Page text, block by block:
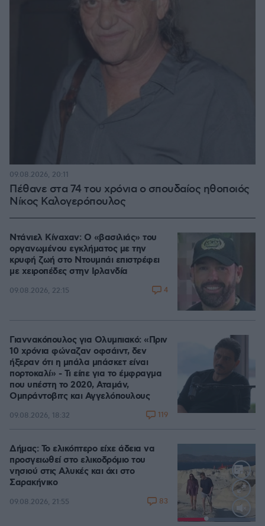
Πέθανε στα 74 του χρόνια ο σπουδαίος ηθοποιός
Νίκος Καλογερόπουλος
09.08.2026, 20:11
Ντάνιελ Κίναχαν: Ο «βασιλιάς» του
οργανωμένου εγκλήματος με την
κρυφή ζωή στο Ντουμπάι επιστρέφει
με χειροπέδες στην Ιρλανδία
09.08.2026, 22:15 4
Γιαννακόπουλος για Ολυμπιακό: «Πριν
10 χρόνια φώναζαν οφσάιντ, δεν
ήξεραν ότι η μπάλα μπάσκετ είναι
πορτοκαλί» - Τι είπε για το έμφραγμα
που υπέστη το 2020, Αταμάν,
Ομπράντοβιτς και Αγγελόπουλους
09.08.2026, 18:32 119
Loaded:
Δήμας: Το ελικόπτερο είχε άδεια να
προσγειωθεί στο ελικοδρόμιο του
νησιού στις Αλυκές και όχι στο
Σαρακήνικο
09.08.2026, 21:55 83